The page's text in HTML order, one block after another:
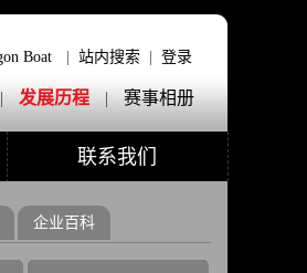
Boat 站内搜索 登录
| 发展历程 | 赛事相册
联系我们
企业百科